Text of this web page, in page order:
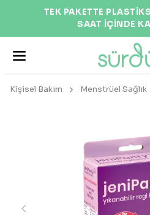
EKOLOJİK VE
Kişisel Bakım Menstrüel Sağlık